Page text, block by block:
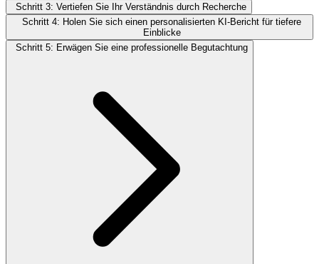
Schritt 3: Vertiefen Sie Ihr Verständnis durch Recherche
Schritt 4: Holen Sie sich einen personalisierten KI-Bericht für tiefere
Einblicke
Schritt 5: Erwägen Sie eine professionelle Begutachtung